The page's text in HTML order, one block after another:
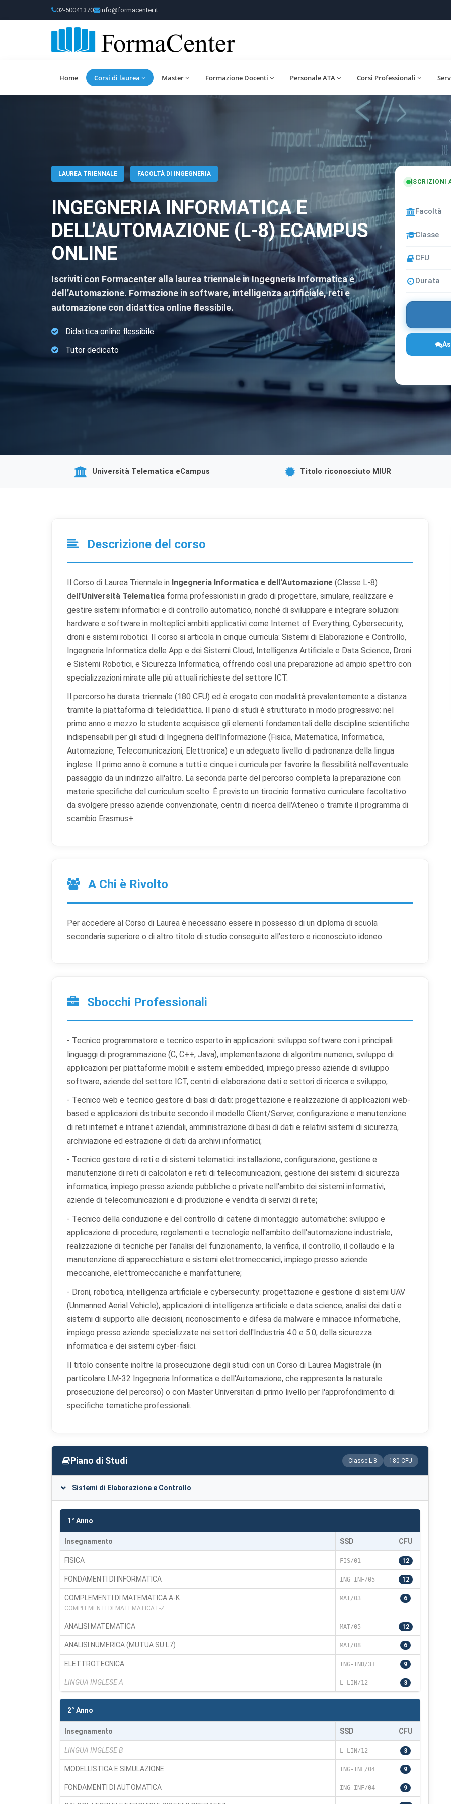
02-50041370 info@formacenter.it
Home Corsi di laurea Master Formazione Docenti Personale ATA Corsi Professionali
LAUREA TRIENNALE FACOLTÀ DI INGEGNERIA
INGEGNERIA INFORMATICA E
DELL’AUTOMAZIONE (L-8) ECAMPUS
ONLINE
Iscriviti con Formacenter alla laurea triennale in Ingegneria Informatica e
dell’Automazione. Formazione in software, intelligenza artificiale, reti e
automazione con didattica online flessibile.
Didattica online flessibile
Tutor dedicato
ISCRIZIONI
Facoltà
Classe
CFU
Durata
Università Telematica eCampus Titolo riconosciuto MIUR
Descrizione del corso
Il Corso di Laurea Triennale in Ingegneria Informatica e dell'Automazione (Classe L-8)
dell'Università Telematica forma professionisti in grado di progettare, simulare, realizzare e
gestire sistemi informatici e di controllo automatico, nonché di sviluppare e integrare soluzioni
hardware e software in molteplici ambiti applicativi come Internet of Everything, Cybersecurity,
droni e sistemi robotici. Il corso si articola in cinque curricula: Sistemi di Elaborazione e Controllo,
Ingegneria Informatica delle App e dei Sistemi Cloud, Intelligenza Artificiale e Data Science, Droni
e Sistemi Robotici, e Sicurezza Informatica, offrendo così una preparazione ad ampio spettro con
specializzazioni mirate alle più attuali richieste del settore ICT.
Il percorso ha durata triennale (180 CFU) ed è erogato con modalità prevalentemente a distanza
tramite la piattaforma di teledidattica. Il piano di studi è strutturato in modo progressivo: nel
primo anno e mezzo lo studente acquisisce gli elementi fondamentali delle discipline scientifiche
indispensabili per gli studi di Ingegneria dell'Informazione (Fisica, Matematica, Informatica,
Automazione, Telecomunicazioni, Elettronica) e un adeguato livello di padronanza della lingua
inglese. Il primo anno è comune a tutti e cinque i curricula per favorire la flessibilità nell'eventuale
passaggio da un indirizzo all'altro. La seconda parte del percorso completa la preparazione con
materie specifiche del curriculum scelto. È previsto un tirocinio formativo curriculare facoltativo
da svolgere presso aziende convenzionate, centri di ricerca dell'Ateneo o tramite il programma di
scambio Erasmus+.
A Chi è Rivolto
Per accedere al Corso di Laurea è necessario essere in possesso di un diploma di scuola
secondaria superiore o di altro titolo di studio conseguito all'estero e riconosciuto idoneo.
Sbocchi Professionali
- Tecnico programmatore e tecnico esperto in applicazioni: sviluppo software con i principali
linguaggi di programmazione (C, C++, Java), implementazione di algoritmi numerici, sviluppo di
applicazioni per piattaforme mobili e sistemi embedded, impiego presso aziende di sviluppo
software, aziende del settore ICT, centri di elaborazione dati e settori di ricerca e sviluppo;
- Tecnico web e tecnico gestore di basi di dati: progettazione e realizzazione di applicazioni web-
based e applicazioni distribuite secondo il modello Client/Server, configurazione e manutenzione
di reti internet e intranet aziendali, amministrazione di basi di dati e relativi sistemi di sicurezza,
archiviazione ed estrazione di dati da archivi informatici;
- Tecnico gestore di reti e di sistemi telematici: installazione, configurazione, gestione e
manutenzione di reti di calcolatori e reti di telecomunicazioni, gestione dei sistemi di sicurezza
informatica, impiego presso aziende pubbliche o private nell'ambito dei sistemi informativi,
aziende di telecomunicazioni e di produzione e vendita di servizi di rete;
- Tecnico della conduzione e del controllo di catene di montaggio automatiche: sviluppo e
applicazione di procedure, regolamenti e tecnologie nell'ambito dell'automazione industriale,
realizzazione di tecniche per l'analisi del funzionamento, la verifica, il controllo, il collaudo e la
manutenzione di apparecchiature e sistemi elettromeccanici, impiego presso aziende
meccaniche, elettromeccaniche e manifatturiere;
- Droni, robotica, intelligenza artificiale e cybersecurity: progettazione e gestione di sistemi UAV
(Unmanned Aerial Vehicle), applicazioni di intelligenza artificiale e data science, analisi dei dati e
sistemi di supporto alle decisioni, riconoscimento e difesa da malware e minacce informatiche,
impiego presso aziende specializzate nei settori dell'Industria 4.0 e 5.0, della sicurezza
informatica e dei sistemi cyber-fisici.
Il titolo consente inoltre la prosecuzione degli studi con un Corso di Laurea Magistrale (in
particolare LM-32 Ingegneria Informatica e dell'Automazione, che rappresenta la naturale
prosecuzione del percorso) o con Master Universitari di primo livello per l'approfondimento di
specifiche tematiche professionali.
Piano di Studi Classe L-8 180 CFU
Sistemi di Elaborazione e Controllo
1° Anno
Insegnamento SSD CFU
FISICA FIS/01 12
FONDAMENTI DI INFORMATICA ING-INF/05 12
COMPLEMENTI DI MATEMATICA A-K
COMPLEMENTI DI MATEMATICA L-Z
MAT/03 6
ANALISI MATEMATICA MAT/05 12
ANALISI NUMERICA (MUTUA SU L7) MAT/08 6
ELETTROTECNICA ING-IND/31 9
LINGUA INGLESE A L-LIN/12 3
2° Anno
Insegnamento SSD CFU
LINGUA INGLESE B L-LIN/12 3
MODELLISTICA E SIMULAZIONE ING-INF/04 9
FONDAMENTI DI AUTOMATICA ING-INF/04 9
Scegli quali categorie di cookie vuoi accettare. I cookie necessari sono sempre
Cookie necessari Sempre attivi
Indispensabili al funzionamento del sito (sessione, sicurezza, preferenze tecniche).
essi il sito non può funzionare correttamente.
Cookie di preferenze
Permettono al sito di ricordare scelte che modificano l'aspetto o il comportamento
layout).
o aggregata.
Cookie di marketing
pertinenti.
Rifiuta tutti Salva preferenze